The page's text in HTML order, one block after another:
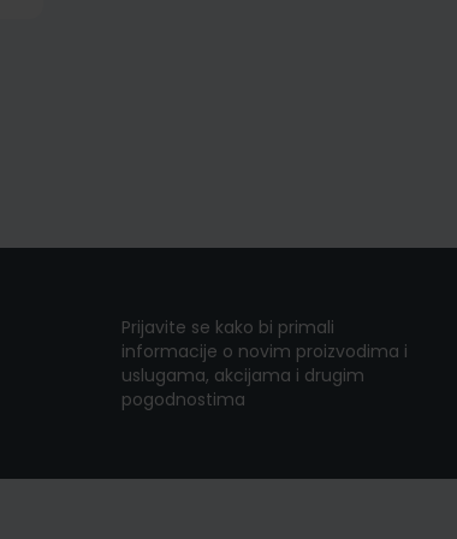
Prijavite se kako bi primali
informacije o novim proizvodima i
uslugama, akcijama i drugim
pogodnostima